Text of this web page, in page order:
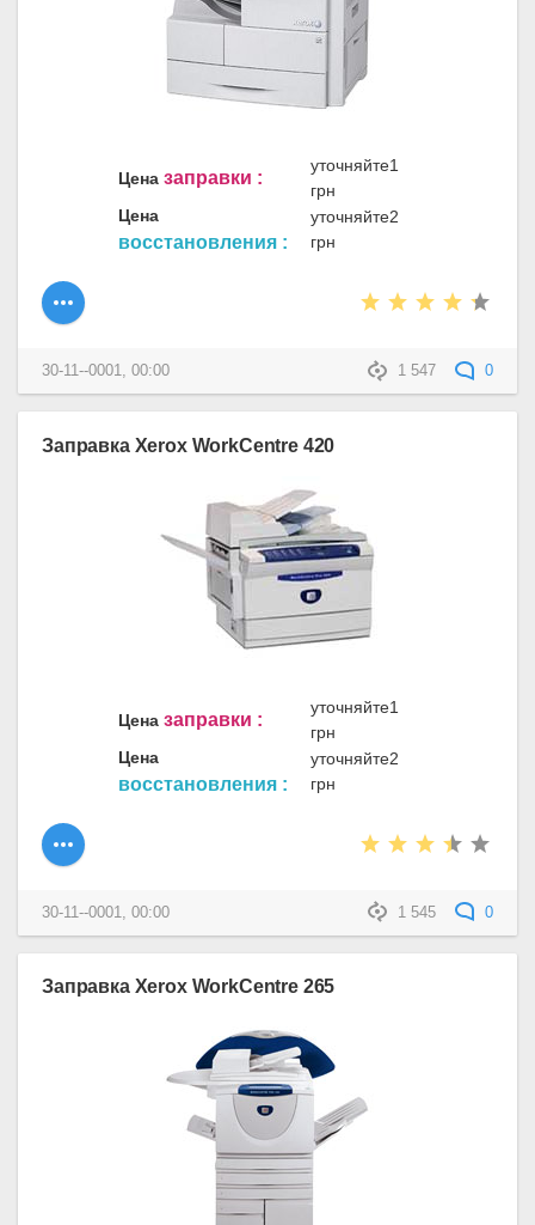
Цена заправки :
уточняйте1
грн
Цена
восстановления :
уточняйте2
грн
1 547 0
30-11--0001, 00:00
Заправка Xerox WorkCentre 420
Цена заправки :
уточняйте1
грн
Цена
восстановления :
уточняйте2
грн
1 545 0
30-11--0001, 00:00
Заправка Xerox WorkCentre 265